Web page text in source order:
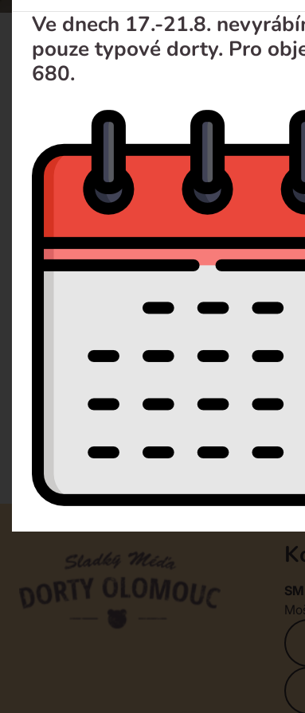
Svatebni 22
Popis
Ve dnech 17.-21.8.
pouze typové dorty. Pro
680.